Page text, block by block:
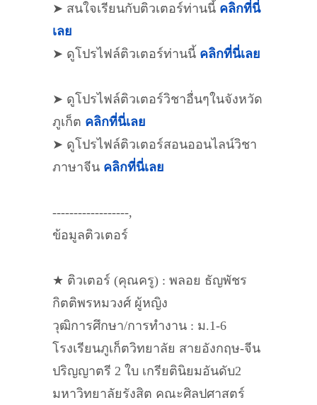
➤ สนใจเรียนกับติวเตอร์ท่านนี้ คลิกที่นี่
เลย
➤ ดูโปรไฟล์ติวเตอร์ท่านนี้ คลิกที่นี่เลย
➤ ดูโปรไฟล์ติวเตอร์วิชาอื่นๆในจังหวัด
ภูเก็ต คลิกที่นี่เลย
➤ ดูโปรไฟล์ติวเตอร์สอนออนไลน์วิชา
ภาษาจีน คลิกที่นี่เลย
------------------,
ข้อมูลติวเตอร์
★ ติวเตอร์ (คุณครู) : พลอย ธัญพัชร
กิตติพรหมวงศ์ ผู้หญิง
วุฒิการศึกษา/การทำงาน : ม.1-6
โรงเรียนภูเก็ตวิทยาลัย สายอังกฤษ-จีน
ปริญญาตรี 2 ใบ เกรียตินิยมอันดับ2
มหาวิทยาลัยรังสิต คณะศิลปศาสตร์